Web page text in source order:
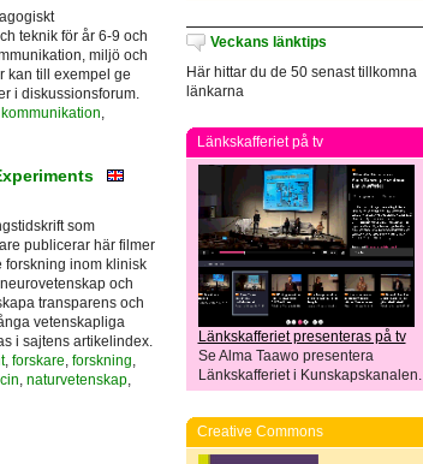
teknik för år 6-9 och
miljö och
kan till exempel ge
i diskussionsforum.
kommunikation,
som
publicerar här filmer
forskning inom klinisk
och
transparens och
vetenskapliga
i sajtens artikelindex.
, forskare, forskning,
, naturvetenskap,
Veckans länktips
Här hittar du de 50 senast tillkomna
länkarna
Länkskafferiet på tv
Länkskafferiet presenteras på tv
Se Alma Taawo presentera
Länkskafferiet i Kunskapskanalen.
Creative Commons